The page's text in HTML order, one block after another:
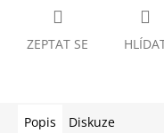
Velké
Počítače
ZEPTAT SE
Popis Diskuze